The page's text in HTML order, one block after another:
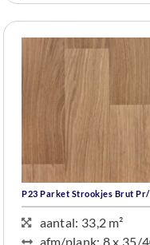
P23 Parket Strookjes Brut
aantal: 33,2 m²
afm/plank: 8 x 35/